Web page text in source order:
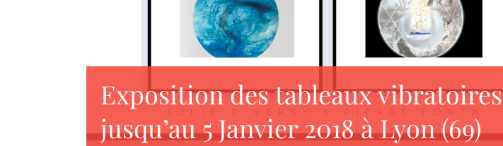
Exposition des tableaux vibratoires
jusqu’au 5 Janvier 2018 à Lyon (69)